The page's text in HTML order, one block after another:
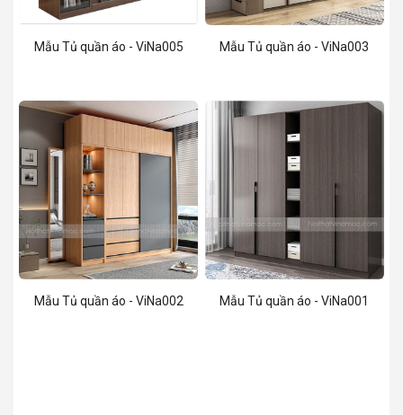
Mẫu Tủ quần áo - ViNa005 Mẫu Tủ quần áo - ViNa003
Mẫu Tủ quần áo - ViNa002 Mẫu Tủ quần áo - ViNa001